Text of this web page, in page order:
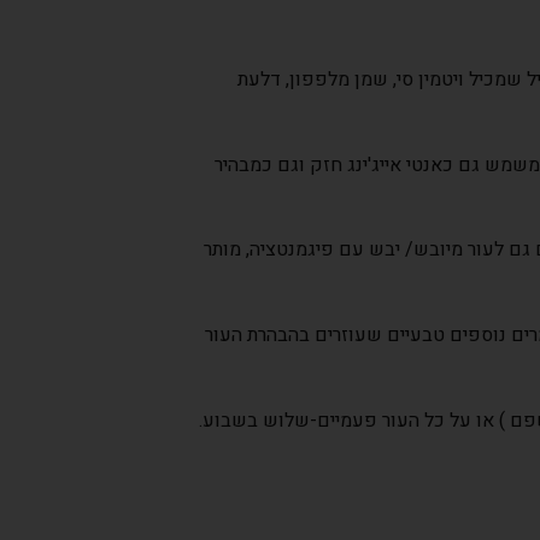
שמכיל ויטמין סי, שמן מלפפון, דלעת
גם כאנטי אייג'ינג חזק וגם כמבהיר
לעור מיובש/ יבש עם פיגמנטציה, מותר
נוספים טבעיים שעוזרים בהבהרת העור
) או על כל העור פעמיים-שלוש בשבוע.